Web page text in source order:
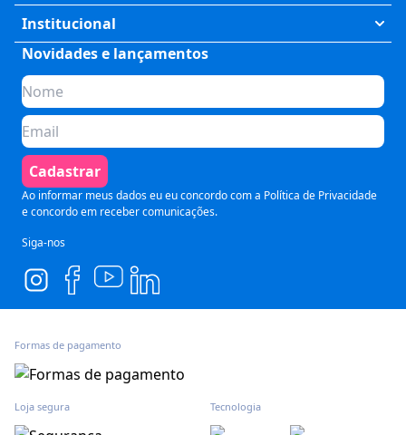
Humanas
Saúde
Tecnologia
Preparatórios
Comunicação
Pós Graduação
Meus Cursos
Fale Conosco
Perguntas Frequentes
Formas de Pagamento
Política de Cancelamento
Termos de Uso
Segurança e Privacidade
Institucional
Quem somos
Planos de assinatura
Para Empresas
Seja um parceiro
Blog
Novidades e lançamentos
Cadastrar
Ao informar meus dados eu eu concordo com a Política de Privacidade
e concordo em receber comunicações.
Siga-nos
Formas de pagamento
Loja segura Tecnologia